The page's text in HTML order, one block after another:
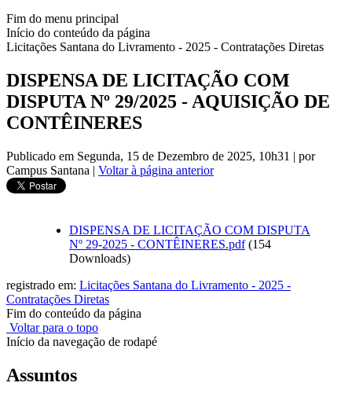
Fim do menu principal
Início do conteúdo da página
Licitações Santana do Livramento - 2025 - Contratações Diretas
DISPENSA DE LICITAÇÃO COM
DISPUTA Nº 29/2025 - AQUISIÇÃO DE
CONTÊINERES
Publicado em Segunda, 15 de Dezembro de 2025, 10h31 | por
Campus Santana | Voltar à página anterior
DISPENSA DE LICITAÇÃO COM DISPUTA
Nº 29-2025 - CONTÊINERES.pdf (154
Downloads)
registrado em: Licitações Santana do Livramento - 2025 -
Contratações Diretas
Fim do conteúdo da página
Voltar para o topo
Início da navegação de rodapé
Assuntos